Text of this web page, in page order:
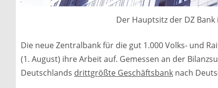
Der Hauptsitz der DZ
Die neue Zentralbank für die gut 1.000 Volks- und
(1. August) ihre Arbeit auf. Gemessen an der
Deutschlands drittgrößte Geschäftsbank nach